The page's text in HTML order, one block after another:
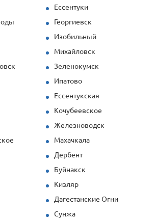
Ессентуки
Георгиевск
Изобильный
Михайловск
Зеленокумск
Ипатово
Ессентукская
Кочубеевское
Железноводск
Махачкала
Дербент
Буйнакск
Кизляр
Дагестанские Огни
Сунжа